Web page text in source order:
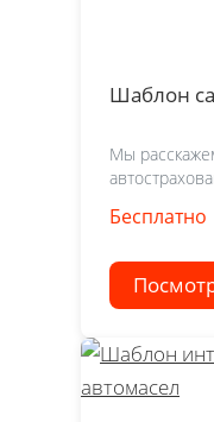
Шаблон
Мы
Бесплатно